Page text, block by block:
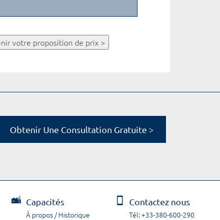
votre proposition de prix >
Obtenir Une Consultation Gratuite >
Capacités
À propos / Historique
Contactez nous
Tél: +33-380-600-290